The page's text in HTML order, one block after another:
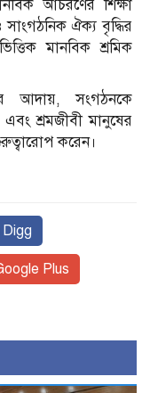
আচরণের শিক্ষা
সাংগঠনিক ঐক্য বৃদ্ধির
মানবিক শ্রমিক
আদায়, সংগঠনকে
শ্রমজীবী মানুষের
করেন।
Digg
Plus